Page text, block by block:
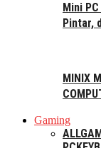
Mini
Pintar,
MINIX
Gaming
ALL